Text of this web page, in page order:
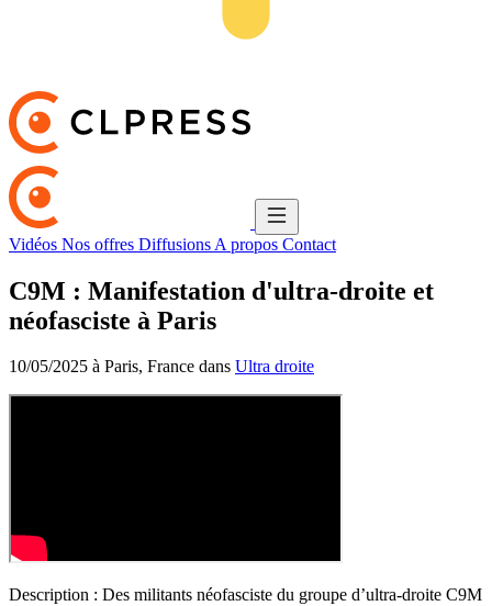
Vidéos Nos offres Diffusions A propos Contact
C9M : Manifestation d'ultra-droite et
néofasciste à Paris
10/05/2025 à Paris, France dans Ultra droite
Description : Des militants néofasciste du groupe d’ultra-droite C9M